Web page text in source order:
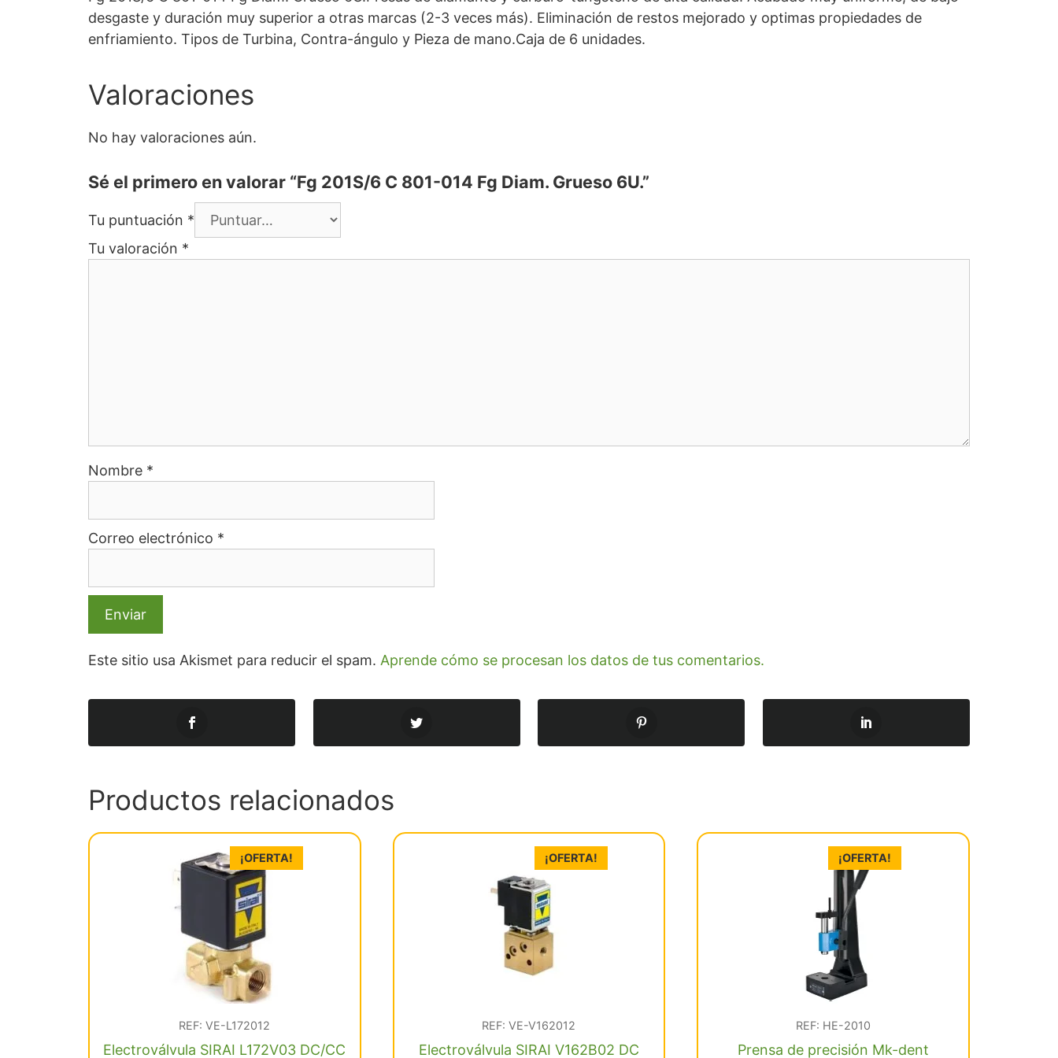
desgaste y duración muy superior a otras marcas (2-3 veces más). Eliminación de restos mejorado y optimas propiedades de
enfriamiento. Tipos de Turbina, Contra-ángulo y Pieza de mano.Caja de 6 unidades.
Valoraciones
No hay valoraciones aún.
Sé el primero en valorar “Fg 201S/6 C 801-014 Fg Diam. Grueso 6U.”
Tu puntuación *
Tu valoración *
Nombre *
Correo electrónico *
Este sitio usa Akismet para reducir el spam. Aprende cómo se procesan los datos de tus comentarios.
Productos relacionados
¡OFERTA!
REF: VE-L172012
Electroválvula SIRAI L172V03 DC/CC
¡OFERTA!
REF: VE-V162012
Electroválvula SIRAI V162B02 DC
¡OFERTA!
REF: HE-2010
Prensa de precisión Mk-dent